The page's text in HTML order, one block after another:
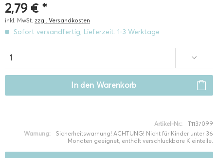
2,79 € *
inkl. MwSt. zzgl. Versandkosten
Sofort versandfertig, Lieferzeit: 1-3 Werktage
In den Warenkorb
Artikel-Nr.:
T1137099
Warnung:
Sicherheitswarnung! ACHTUNG! Nicht für Kinder unter 36
Monaten geeignet, enthält verschluckbare Kleinteile.